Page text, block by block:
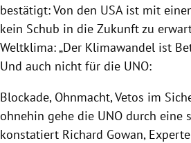
bestätigt: Von den USA ist mit
kein Schub in die Zukunft zu
Weltklima: „Der Klimawandel ist
Und auch nicht für die UNO:
Blockade, Ohnmacht, Vetos im
ohnehin gehe die UNO durch eine
konstatiert Richard Gowan,